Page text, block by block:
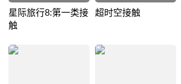
星际旅行8:第一类接
触
超时空接触